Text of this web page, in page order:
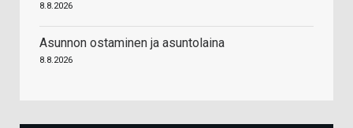
8.8.2026
Asunnon ostaminen ja asuntolaina
8.8.2026